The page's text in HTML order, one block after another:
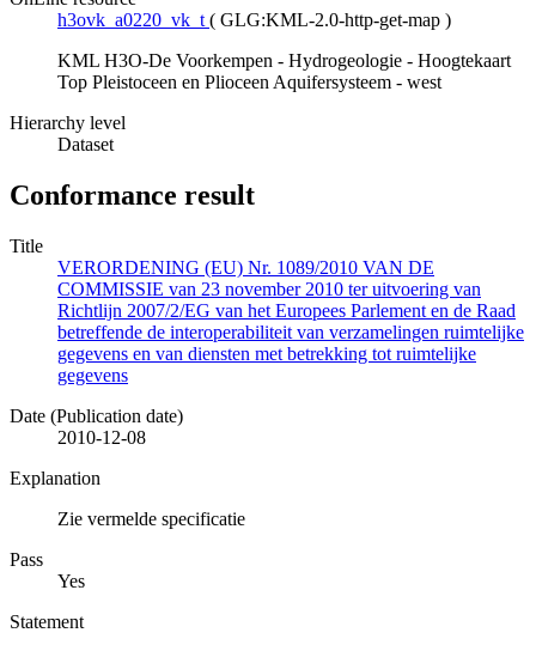
h3ovk_a0220_vk_t ( GLG:KML-2.0-http-get-map )
KML H3O-De Voorkempen - Hydrogeologie - Hoogtekaart
Top Pleistoceen en Plioceen Aquifersysteem - west
Hierarchy level
Dataset
Conformance result
Title
VERORDENING (EU) Nr. 1089/2010 VAN DE
COMMISSIE van 23 november 2010 ter uitvoering van
Richtlijn 2007/2/EG van het Europees Parlement en de Raad
betreffende de interoperabiliteit van verzamelingen ruimtelijke
gegevens en van diensten met betrekking tot ruimtelijke
gegevens
Date (Publication date)
2010-12-08
Explanation
Zie vermelde specificatie
Pass
Yes
Statement